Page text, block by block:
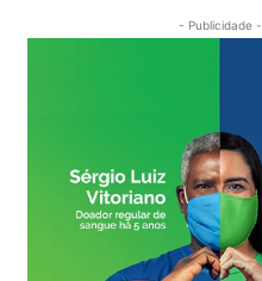
- Publicidade -